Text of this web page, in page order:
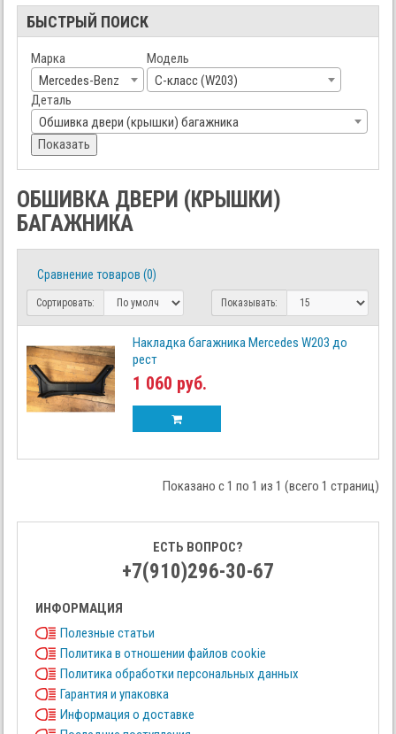
БЫСТРЫЙ ПОИСК
Марка
Mercedes-Benz
Модель
C-класс (W203)
Деталь
Обшивка двери (крышки) багажника
Показать
ОБШИВКА ДВЕРИ (КРЫШКИ)
БАГАЖНИКА
Сравнение товаров (0)
Сортировать: Показывать:
Накладка багажника Mercedes W203 до
рест
1 060 руб.
Показано с 1 по 1 из 1 (всего 1 страниц)
ЕСТЬ ВОПРОС?
+7(910)296-30-67
ИНФОРМАЦИЯ
Полезные статьи
Политика в отношении файлов cookie
Политика обработки персональных данных
Гарантия и упаковка
Информация о доставке